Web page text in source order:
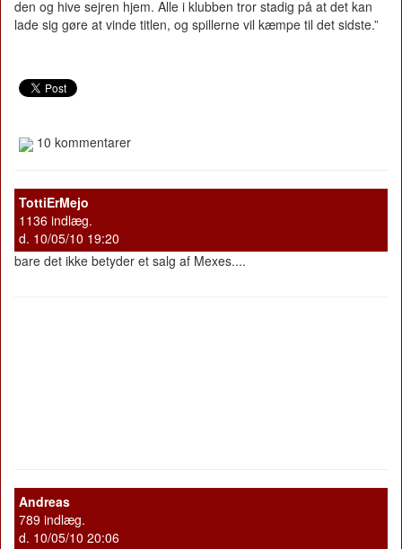
den og hive sejren hjem. Alle i klubben tror stadig på at det kan
lade sig gøre at vinde titlen, og spillerne vil kæmpe til det sidste.”
10 kommentarer
TottiErMejo
1136 indlæg.
d. 10/05/10 19:20
bare det ikke betyder et salg af Mexes....
Andreas
789 indlæg.
d. 10/05/10 20:06